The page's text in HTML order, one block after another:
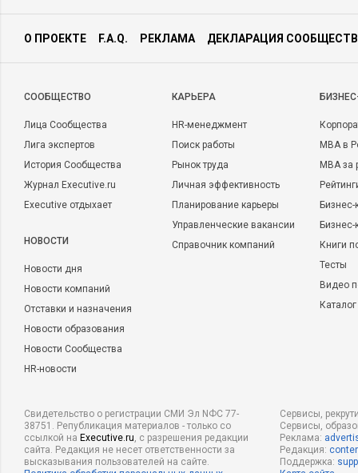
О ПРОЕКТЕ F.A.Q. РЕКЛАМА ДЕКЛАРАЦИЯ
CООБЩЕСТВО
Лица Сообщества
Лига экспертов
История Сообщества
Журнал Executive.ru
Executive отдыхает
НОВОСТИ
Новости дня
Новости компаний
Отставки и назначения
Новости образования
Новости Сообщества
HR-новости
КАРЬЕРА
HR-менеджмент
Поиск работы
Рынок труда
Личная эффективность
Планирование карьеры
Управленческие вакансии
Справочник компаний
MBA в
MBA
Бизнес-
Книги
Тесты
Видео
Свидетельство о регистрации СМИ Эл NФС 77-
38751. Републикация материалов - только со
ссылкой на Executive.ru, с разрешения редакции
сайта. Редакция не несет ответственности за
высказывания пользователей на сайте.
Сервисы,
Сервисы,
Реклама:
Редакция:
Поддержка: